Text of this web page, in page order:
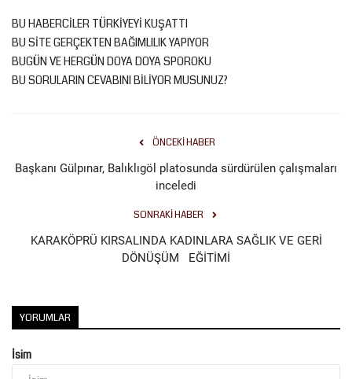
BU HABERCİLER TÜRKİYEYİ KUŞATTI
BU SİTE GERÇEKTEN BAĞIMLILIK YAPIYOR
BUGÜN VE HERGÜN DOYA DOYA SPOROKU
BU SORULARIN CEVABINI BİLİYOR MUSUNUZ?
ÖNCEKI HABER
Başkanı Gülpınar, Balıklıgöl platosunda sürdürülen çalışmaları
inceledi
SONRAKI HABER
KARAKÖPRÜ KIRSALINDA KADINLARA SAĞLIK VE GERİ
DÖNÜŞÜM EĞİTİMİ
YORUMLAR
İsim